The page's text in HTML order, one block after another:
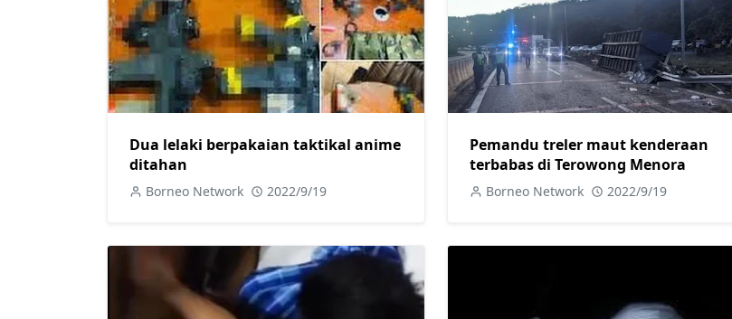
Dua lelaki berpakaian taktikal anime
ditahan
Borneo Network 2022/9/19
Pemandu treler maut kenderaan
terbabas di Terowong Menora
Borneo Network 2022/9/19